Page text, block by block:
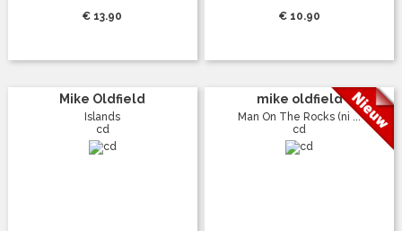
€ 13.90 € 10.90
Mike Oldfield
Islands
cd
mike oldfield
Man On The Rocks (ni ...
cd